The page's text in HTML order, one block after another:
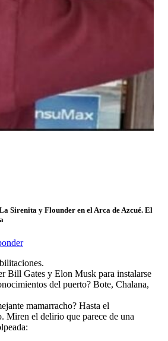
Sirenita y Flounder en el Arca de Azcué. El
Bill Gates y Elon Musk para instalarse
del puerto? Bote, Chalana,
mamarracho? Hasta el
Miren el delirio que parece de una